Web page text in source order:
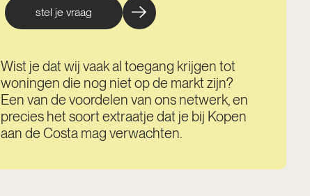
stel je vraag
Wist je dat wij vaak al toegang krijgen tot
woningen die nog niet op de markt zijn?
Een van de voordelen van ons netwerk, en
precies het soort extraatje dat je bij Kopen
aan de Costa mag verwachten.